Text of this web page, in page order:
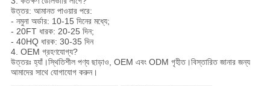
উত্তর: আমানত পাওয়ার পরে:
- নমুনা অর্ডার: 10-15 দিনের মধ্যে;
- 20FT ধারক: 20-25 দিন;
- 40HQ ধারক: 30-35 দিন
4. OEM গ্রহণযোগ্য?
উত্তরঃ হ্যাঁ।স্থিতিশীল পণ্য ছাড়াও, OEM এবং ODM গৃহীত।বিস্তারিত জানার জন্য
আমাদের সাথে যোগাযোগ করুন।